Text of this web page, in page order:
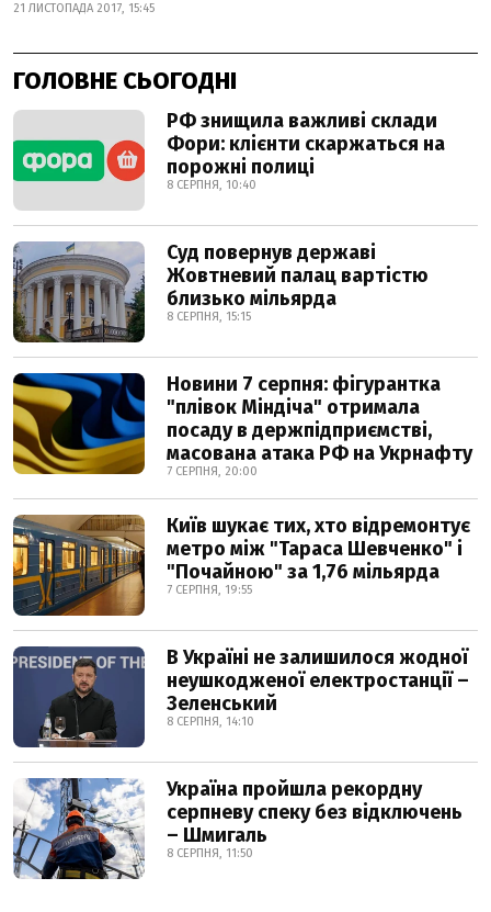
21 ЛИСТОПАДА 2017, 15:45
ГОЛОВНЕ СЬОГОДНІ
РФ знищила важливі склади
Фори: клієнти скаржаться на
порожні полиці
8 СЕРПНЯ, 10:40
Суд повернув державі
Жовтневий палац вартістю
близько мільярда
8 СЕРПНЯ, 15:15
Новини 7 серпня: фігурантка
"плівок Міндіча" отримала
посаду в держпідприємстві,
масована атака РФ на Укрнафту
7 СЕРПНЯ, 20:00
Київ шукає тих, хто відремонтує
метро між "Тараса Шевченко" і
"Почайною" за 1,76 мільярда
7 СЕРПНЯ, 19:55
В Україні не залишилося жодної
неушкодженої електростанції –
Зеленський
8 СЕРПНЯ, 14:10
Україна пройшла рекордну
серпневу спеку без відключень
– Шмигаль
8 СЕРПНЯ, 11:50